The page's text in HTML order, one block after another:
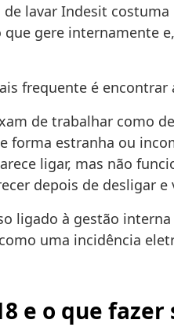
de lavar Indesit
gere internamente
frequente é encontrar
de trabalhar como
forma estranha ou
ligar, mas não
depois de desligar
ligado à gestão
uma incidência
e o que